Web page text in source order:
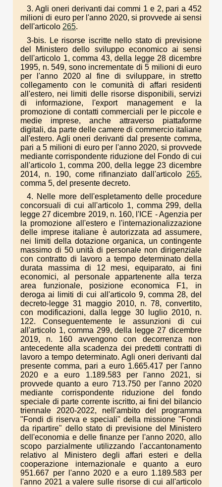
3. Agli oneri derivanti dai commi 1 e 2, pari a 452
milioni di euro per l'anno 2020, si provvede ai sensi
dell'articolo 265.
3-bis. Le risorse iscritte nello stato di previsione
del Ministero dello sviluppo economico ai sensi
dell'articolo 1, comma 43, della legge 28 dicembre
1995, n. 549, sono incrementate di 5 milioni di euro
per l'anno 2020 al fine di sviluppare, in stretto
collegamento con le comunità di affari residenti
all'estero, nei limiti delle risorse disponibili, servizi
di informazione, l'export management e la
promozione di contatti commerciali per le piccole e
medie imprese, anche attraverso piattaforme
digitali, da parte delle camere di commercio italiane
all'estero. Agli oneri derivanti dal presente comma,
pari a 5 milioni di euro per l'anno 2020, si provvede
mediante corrispondente riduzione del Fondo di cui
all'articolo 1, comma 200, della legge 23 dicembre
2014, n. 190, come rifinanziato dall'articolo 265,
comma 5, del presente decreto.
4. Nelle more dell'espletamento delle procedure
concorsuali di cui all'articolo 1, comma 299, della
legge 27 dicembre 2019, n. 160, l'ICE - Agenzia per
la promozione all'estero e l'internazionalizzazione
delle imprese italiane è autorizzata ad assumere,
nei limiti della dotazione organica, un contingente
massimo di 50 unità di personale non dirigenziale
con contratto di lavoro a tempo determinato della
durata massima di 12 mesi, equiparato, ai fini
economici, al personale appartenente alla terza
area funzionale, posizione economica F1, in
deroga ai limiti di cui all'articolo 9, comma 28, del
decreto-legge 31 maggio 2010, n. 78, convertito,
con modificazioni, dalla legge 30 luglio 2010, n.
122. Conseguentemente le assunzioni di cui
all'articolo 1, comma 299, della legge 27 dicembre
2019, n. 160 avvengono con decorrenza non
antecedente alla scadenza dei predetti contratti di
lavoro a tempo determinato. Agli oneri derivanti dal
presente comma, pari a euro 1.665.417 per l'anno
2020 e a euro 1.189.583 per l'anno 2021, si
provvede quanto a euro 713.750 per l'anno 2020
mediante corrispondente riduzione del fondo
speciale di parte corrente iscritto, ai fini del bilancio
triennale 2020-2022, nell'ambito del programma
"Fondi di riserva e speciali" della missione "Fondi
da ripartire" dello stato di previsione del Ministero
dell'economia e delle finanze per l'anno 2020, allo
scopo parzialmente utilizzando l'accantonamento
relativo al Ministero degli affari esteri e della
cooperazione internazionale e quanto a euro
951.667 per l'anno 2020 e a euro 1.189.583 per
l'anno 2021 a valere sulle risorse di cui all'articolo